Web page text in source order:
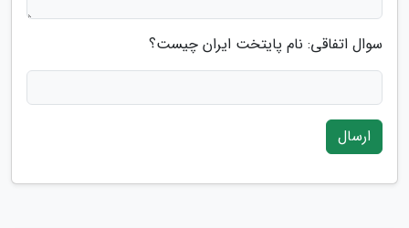
سوال اتفاقی: نام پایتخت ایران چیست؟
ارسال